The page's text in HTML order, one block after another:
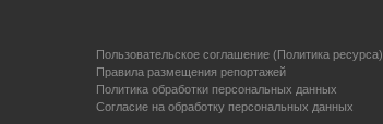
Пользовательское соглашение (Политика ресурса)
Правила размещения репортажей
Политика обработки персональных данных
Согласие на обработку персональных данных